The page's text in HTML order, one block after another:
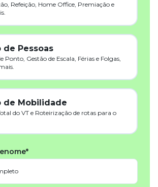
Refeição, Home Office, Premiação e
de Pessoas
Ponto, Gestão de Escala, Férias e Folgas,
de Mobilidade
do VT e Roteirização de rotas para o